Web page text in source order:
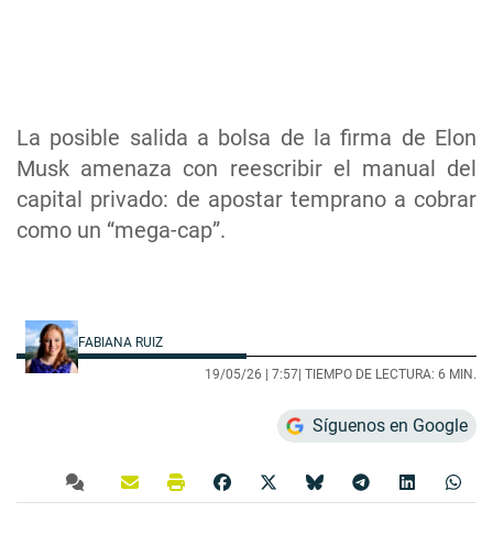
La posible salida a bolsa de la firma de Elon
Musk amenaza con reescribir el manual del
capital privado: de apostar temprano a cobrar
como un “mega-cap”.
FABIANA RUIZ
19/05/26 | 7:57 | TIEMPO DE LECTURA: 6 MIN.
Síguenos en Google